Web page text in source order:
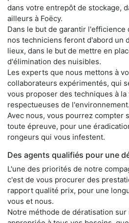
dans votre entrepôt de stockage,
ailleurs à Foëcy.
Dans le but de garantir
nos techniciens feront d'abord un
lieux, dans le but de mettre en
d'élimination des nuisibles.
Les experts que nous mettons à
collaborateurs expérimentés, qui
vous proposer des techniques à
respectueuses de l'environnement.
Avec nous, vous pourrez compter
toute épreuve, pour une
rongeurs qui vous infestent.
Des agents qualifiés pour une
L'une des priorités de notre
c'est de vous procurer des
rapport qualité prix, pour une
vous et nous.
Notre méthode de dératisation